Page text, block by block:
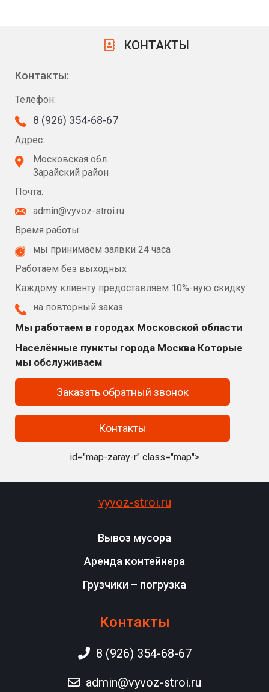
КОНТАКТЫ
Контакты:
Телефон:
8 (926) 354-68-67
Адрес:
Московская обл.
Зарайский район
Почта:
admin@vyvoz-stroi.ru
Время работы:
мы принимаем заявки 24 часа
Работаем без выходных
Каждому клиенту предоставляем 10%-ную скидку
на повторный заказ.
Мы работаем в городах Московской области
Населённые пункты города Москва Которые
мы обслуживаем
Заказать обратный звонок
Контакты
id="map-zaray-r" class="map">
vyvoz-stroi.ru
Вывоз мусора
Аренда контейнера
Грузчики – погрузка
Контакты
8 (926) 354-68-67
admin@vyvoz-stroi.ru